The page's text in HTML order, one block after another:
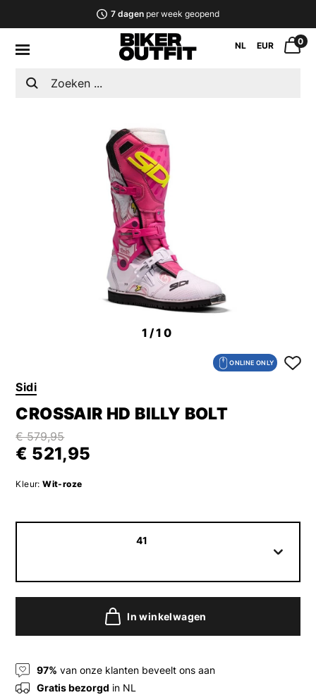
7 dagenper week geopend
NL EUR 0
1/10
ONLINE ONLY
Sidi
CROSSAIR HD BILLY BOLT
€ 579,95
€ 521,95
Kleur: Wit-roze
41
In winkelwagen
97% van onze klanten beveelt ons aan
Gratis bezorgd in NL